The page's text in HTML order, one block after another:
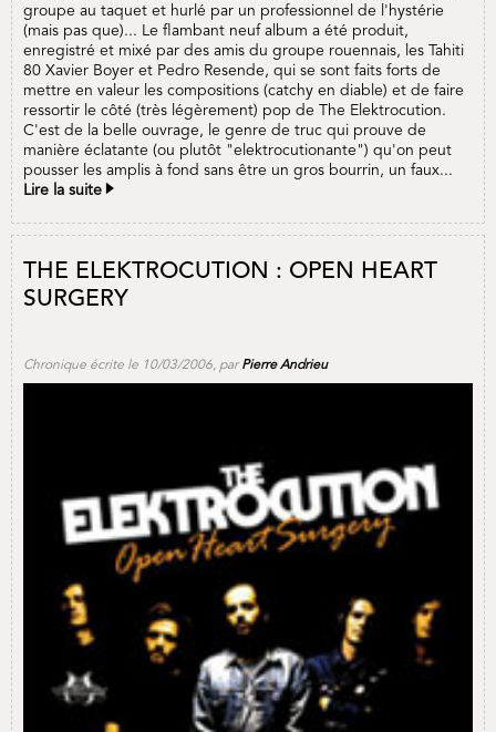
groupe au taquet et hurlé par un professionnel de l'hystérie
(mais pas que)... Le flambant neuf album a été produit,
enregistré et mixé par des amis du groupe rouennais, les Tahiti
80 Xavier Boyer et Pedro Resende, qui se sont faits forts de
mettre en valeur les compositions (catchy en diable) et de faire
ressortir le côté (très légèrement) pop de The Elektrocution.
C'est de la belle ouvrage, le genre de truc qui prouve de
manière éclatante (ou plutôt "elektrocutionante") qu'on peut
pousser les amplis à fond sans être un gros bourrin, un faux...
Lire la suite
THE ELEKTROCUTION : OPEN HEART
SURGERY
Chronique écrite le 10/03/2006, parPierre Andrieu